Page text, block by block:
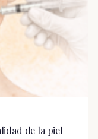
de la piel